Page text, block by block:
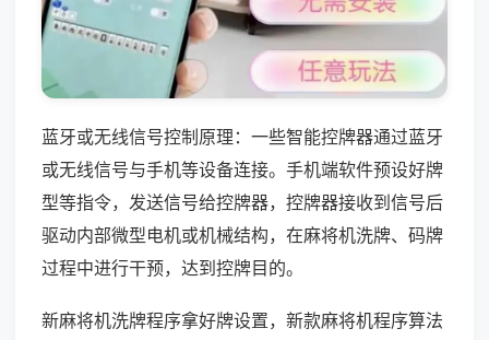
蓝牙或无线信号控制原理：一些智能控牌器通过蓝牙
或无线信号与手机等设备连接。手机端软件预设好牌
型等指令，发送信号给控牌器，控牌器接收到信号后
驱动内部微型电机或机械结构，在麻将机洗牌、码牌
过程中进行干预，达到控牌目的。
新麻将机洗牌程序拿好牌设置，新款麻将机程序算法